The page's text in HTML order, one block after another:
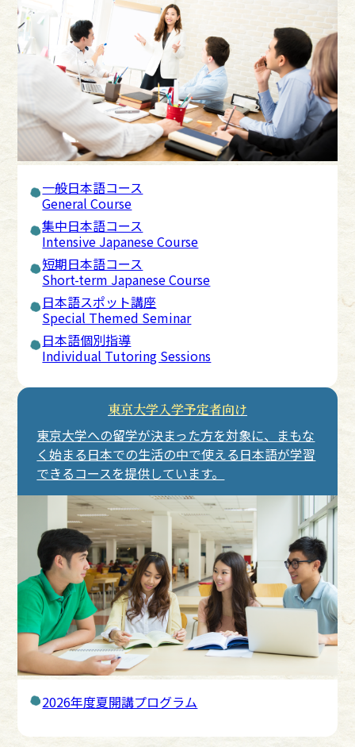
一般日本語コース
General Course
集中日本語コース
Intensive Japanese Course
短期日本語コース
Short-term Japanese Course
日本語スポット講座
Special Themed Seminar
日本語個別指導
Individual Tutoring Sessions
東京大学入学予定者向け
東京大学への留学が決まった方を対象に、まもな
く始まる日本での生活の中で使える日本語が学習
できるコースを提供しています。
2026年度夏開講プログラム